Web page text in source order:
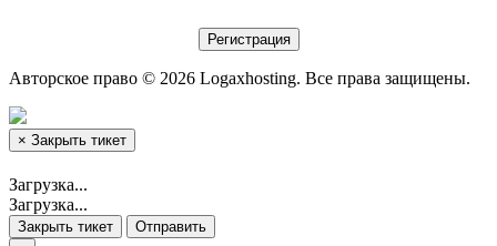
Авторское право © 2026 Logaxhosting. Все права защищены.
× Закрыть тикет
Загрузка...
Загрузка...
Закрыть тикет
Отправить